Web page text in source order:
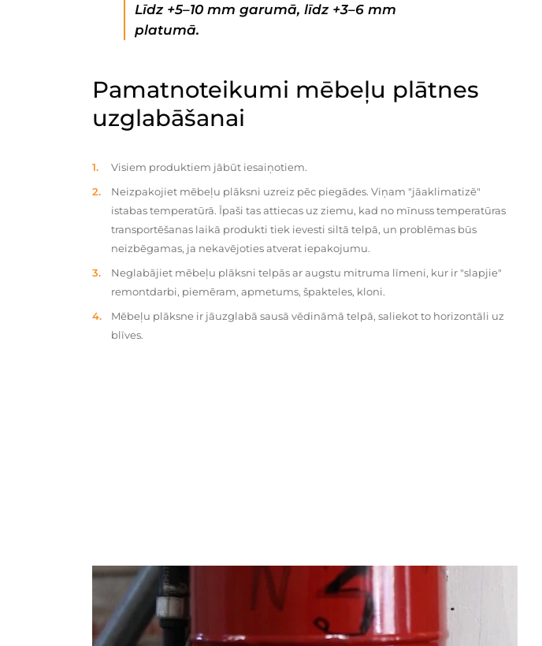
Līdz +5–10 mm garumā, līdz +3–6 mm
platumā.
Pamatnoteikumi mēbeļu plātnes
uzglabāšanai
Visiem produktiem jābūt iesaiņotiem.
Neizpakojiet mēbeļu plāksni uzreiz pēc piegādes. Viņam "jāaklimatizē"
istabas temperatūrā. Īpaši tas attiecas uz ziemu, kad no mīnuss temperatūras
transportēšanas laikā produkti tiek ievesti siltā telpā, un problēmas būs
neizbēgamas, ja nekavējoties atverat iepakojumu.
Neglabājiet mēbeļu plāksni telpās ar augstu mitruma līmeni, kur ir "slapjie"
remontdarbi, piemēram, apmetums, špakteles, kloni.
Mēbeļu plāksne ir jāuzglabā sausā vēdināmā telpā, saliekot to horizontāli uz
blīves.